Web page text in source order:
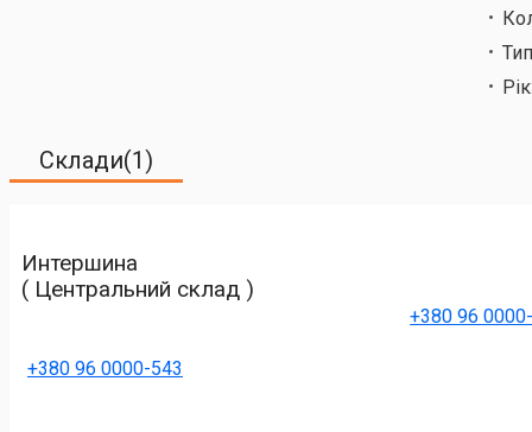
Склади(1)
Интершина
( Центральний склад )
+380 96 0000-543
+380 96